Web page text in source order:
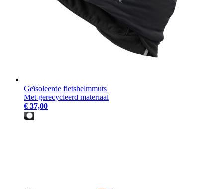
Geïsoleerde fietshelmmuts
Met gerecycleerd materiaal
€ 37,00